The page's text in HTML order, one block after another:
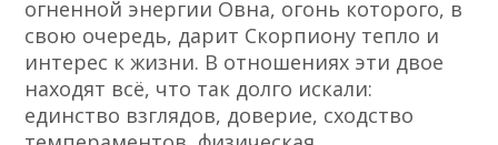
огненной энергии Овна, огонь которого, в
свою очередь, дарит Скорпиону тепло и
интерес к жизни. В отношениях эти двое
находят всё, что так долго искали:
единство взглядов, доверие, сходство